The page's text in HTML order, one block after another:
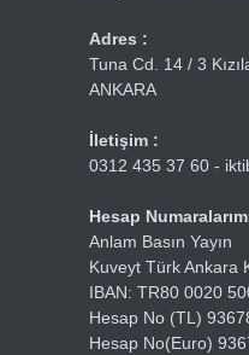
Adres :
Tuna Cd. 14 / 3
ANKARA
İletişim :
0312 435 37 60 -
Hesap
Anlam Basın Yayın
Kuveyt Türk Ankara
IBAN: TR80 0020
Hesap No (TL)
Hesap No(Euro)